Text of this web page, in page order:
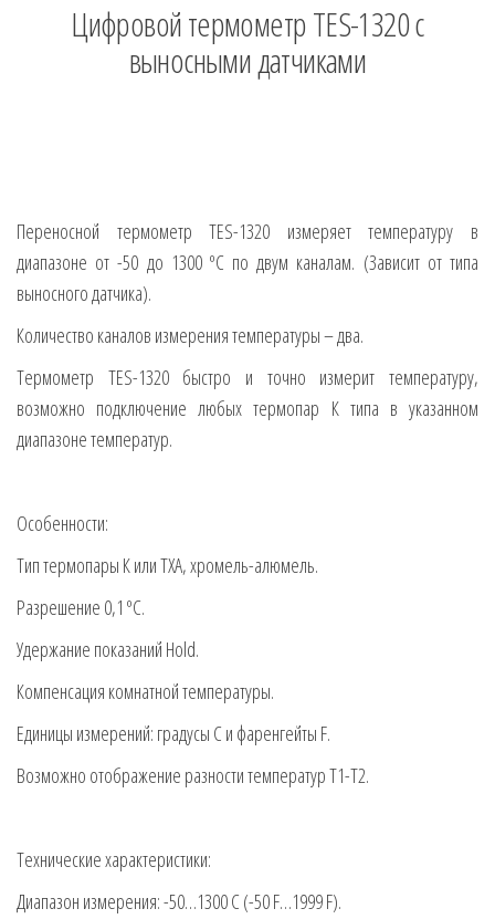
Цифровой термометр TES-1320 с
выносными датчиками
Переносной термометр TES-1320 измеряет температуру в
диапазоне от -50 до 1300 ºС по двум каналам. (Зависит от типа
выносного датчика).
Количество каналов измерения температуры – два.
Термометр TES-1320 быстро и точно измерит температуру,
возможно подключение любых термопар К типа в указанном
диапазоне температур.
Особенности:
Тип термопары К или ТХА, хромель-алюмель.
Разрешение 0,1 ºС.
Удержание показаний Hold.
Компенсация комнатной температуры.
Единицы измерений: градусы С и фаренгейты F.
Возможно отображение разности температур Т1-Т2.
Технические характеристики:
Диапазон измерения: -50…1300 С (-50 F…1999 F).